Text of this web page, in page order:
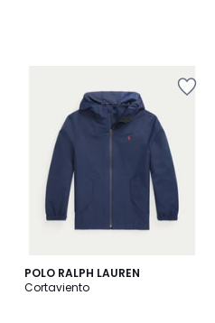
POLO RALPH LAUREN
Cortaviento
1
/